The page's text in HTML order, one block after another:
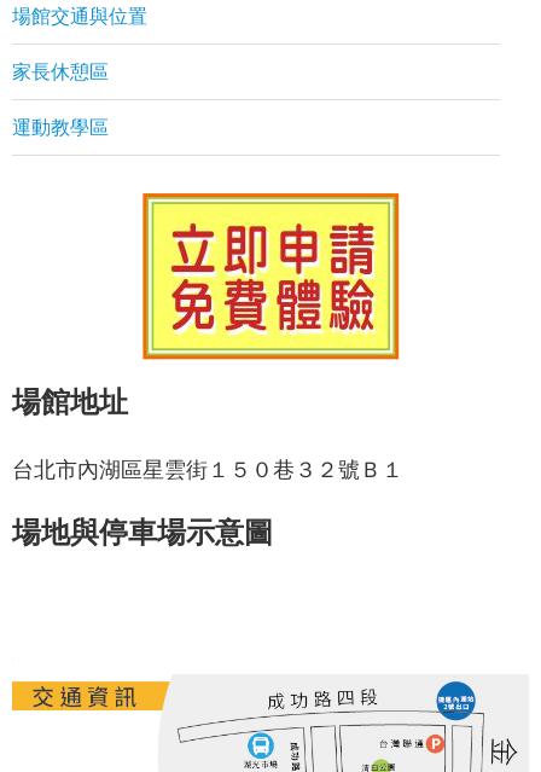
場館交通與位置
家長休憩區
運動教學區
場館地址
台北市內湖區星雲街１５０巷３２號Ｂ１
場地與停車場示意圖